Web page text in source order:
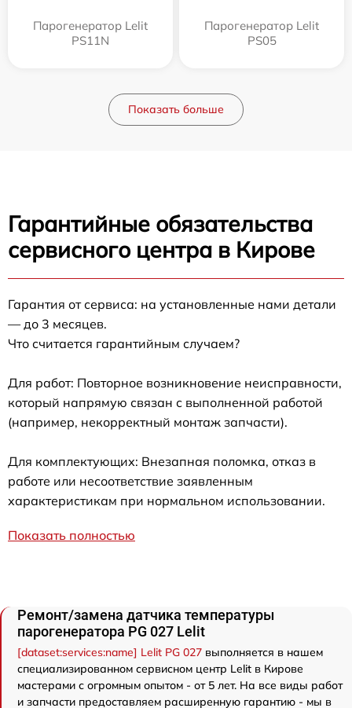
Парогенератор Lelit
PS11N
Парогенератор Lelit
PS05
Показать больше
Гарантийные обязательства
сервисного центра в Кирове
Гарантия от сервиса: на установленные нами детали
— до 3 месяцев.
Что считается гарантийным случаем?
Для работ: Повторное возникновение неисправности,
который напрямую связан с выполненной работой
(например, некорректный монтаж запчасти).
Для комплектующих: Внезапная поломка, отказ в
работе или несоответствие заявленным
характеристикам при нормальном использовании.
Показать полностью
Ремонт/замена датчика температуры
парогенератора PG 027 Lelit
[dataset:services:name] Lelit PG 027 выполняется в нашем
специализированном сервисном центр Lelit в Кирове
мастерами с огромным опытом - от 5 лет. На все виды работ
и запчасти предоставляем расширенную гарантию - мы в